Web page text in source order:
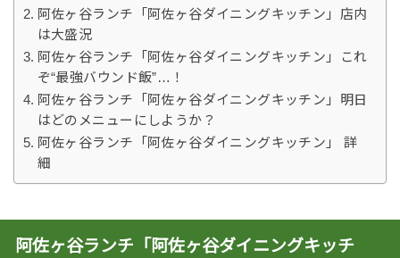
阿佐ヶ谷ランチ「阿佐ヶ谷ダイニングキッチン」店内
は大盛況
阿佐ヶ谷ランチ「阿佐ヶ谷ダイニングキッチン」これ
ぞ“最強バウンド飯”…！
阿佐ヶ谷ランチ「阿佐ヶ谷ダイニングキッチン」明日
はどのメニューにしようか？
阿佐ヶ谷ランチ「阿佐ヶ谷ダイニングキッチン」 詳
細
阿佐ヶ谷ランチ「阿佐ヶ谷ダイニングキッチ